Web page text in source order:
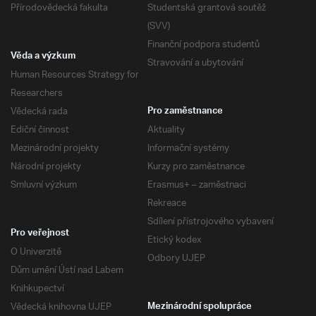
Přírodovědecká fakulta
Studentská grantová soutěž
(SVV)
Finanční podpora studentů
Stravování a ubytování
Věda a výzkum
Human Resources Strategy for
Researchers
Vědecká rada
Ediční činnost
Mezinárodní projekty
Národní projekty
Smluvní výzkum
Pro zaměstnance
Aktuality
Informační systémy
Kurzy pro zaměstnance
Erasmus+ – zaměstnaci
Rekreace
Sdílení přístrojového vybavení
Etický kodex
Odbory UJEP
Pro veřejnost
O Univerzitě
Dům umění Ústí nad Labem
Knihkupectví
Vědecká knihovna UJEP
Mezinárodní spolupráce